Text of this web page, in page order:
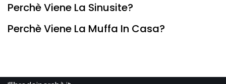
Perchè Viene La Sinusite?
Perchè Viene La Muffa In Casa?